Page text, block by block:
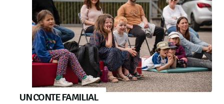
UN CONTE FAMILIAL